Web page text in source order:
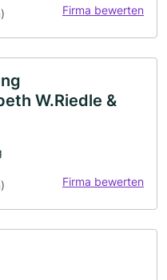
Firma bewerten
W.Riedle &
Firma bewerten